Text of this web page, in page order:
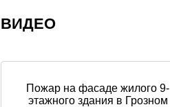
ВИДЕО
Пожар на фасаде жилого 9-
этажного здания в Грозном